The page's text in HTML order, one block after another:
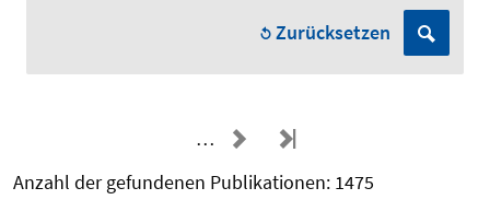
Zurücksetzen
…
Anzahl der gefundenen Publikationen: 1475